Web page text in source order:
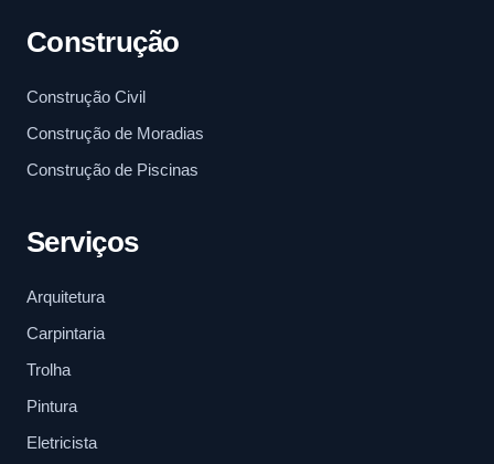
Construção
Construção Civil
Construção de Moradias
Construção de Piscinas
Serviços
Arquitetura
Carpintaria
Trolha
Pintura
Eletricista